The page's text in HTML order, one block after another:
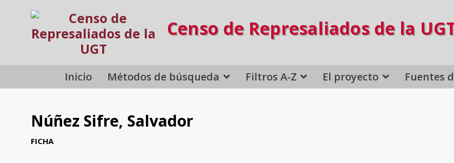
Censo de Represaliados de la
Inicio Métodos de búsqueda Filtros A-Z El proyecto Fuentes
Núñez Sifre, Salvador
FICHA